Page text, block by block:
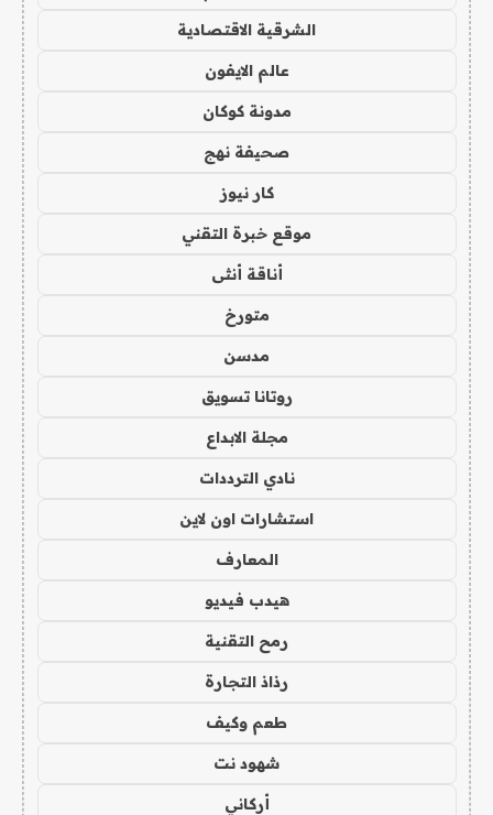
الشرقية الاقتصادية
عالم الايفون
مدونة كوكان
صحيفة نهج
كار نيوز
موقع خبرة التقني
أناقة أنثى
متورخ
مدسن
روتانا تسويق
مجلة الابداع
نادي الترددات
استشارات اون لاين
المعارف
هيدب فيديو
رمح التقنية
رذاذ التجارة
طعم وكيف
شهود نت
أركاني